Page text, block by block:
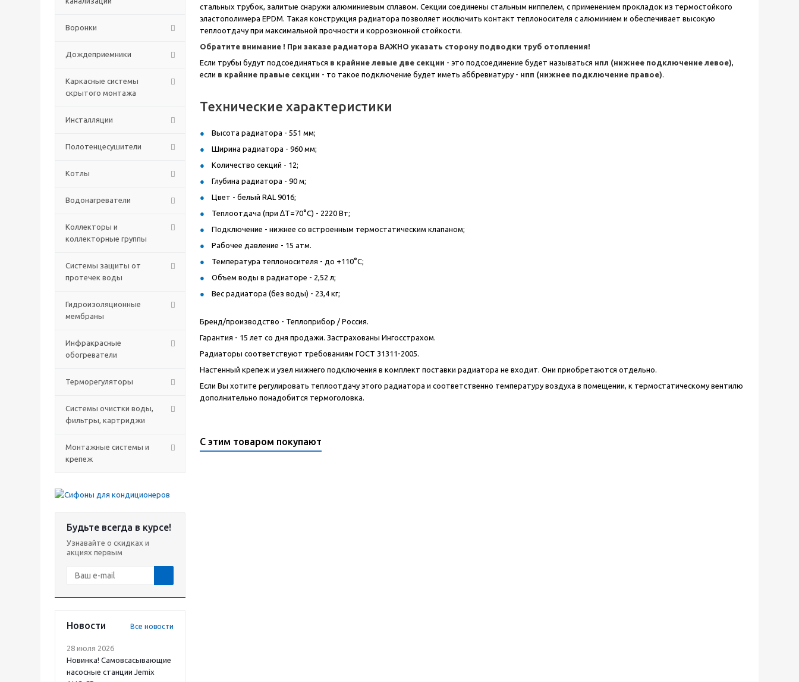
Воронки
Дождеприемники
Каркасные системы
скрытого монтажа
Инсталляции
Полотенцесушители
Котлы
Водонагреватели
Коллекторы и
коллекторные группы
Системы защиты от
протечек воды
Гидроизоляционные
мембраны
Инфракрасные
обогреватели
Терморегуляторы
Системы очистки воды,
фильтры, картриджи
Монтажные системы и
крепеж
Будьте всегда в курсе!
Узнавайте о скидках и
акциях первым
Новости Все новости
28 июля 2026
Новинка! Самовсасывающие
насосные станции Jemix
стальных трубок, залитые снаружи алюминиевым сплавом. Секции соединены стальным ниппелем, с применением прокладок из термостойкого
эластополимера EPDM. Такая конструкция радиатора позволяет исключить контакт теплоносителя с алюминием и обеспечивает высокую
теплоотдачу при максимальной прочности и коррозионной стойкости.
Обратите внимание ! При заказе радиатора ВАЖНО указать сторону подводки труб отопления!
Если трубы будут подсоединяться в крайние левые две секции - это подсоединение будет называться нпл (нижнее подключение левое),
если в крайние правые секции - то такое подключение будет иметь аббревиатуру - нпп (нижнее подключение правое).
Технические характеристики
Высота радиатора - 551 мм;
Ширина радиатора - 960 мм;
Количество секций - 12;
Глубина радиатора - 90 м;
Цвет - белый RAL 9016;
Теплоотдача (при ∆T=70°C) - 2220 Вт;
Подключение - нижнее со встроенным термостатическим клапаном;
Рабочее давление - 15 атм.
Температура теплоносителя - до +110°C;
Объем воды в радиаторе - 2,52 л;
Вес радиатора (без воды) - 23,4 кг;
Бренд/производство - Теплоприбор / Россия.
Гарантия - 15 лет со дня продажи. Застрахованы Ингосстрахом.
Радиаторы соответствуют требованиям ГОСТ 31311-2005.
Настенный крепеж и узел нижнего подключения в комплект поставки радиатора не входит. Они приобретаются отдельно.
Если Вы хотите регулировать теплоотдачу этого радиатора и соответственно температуру воздуха в помещении, к термостатическому вентилю
дополнительно понадобится термоголовка.
С этим товаром покупают